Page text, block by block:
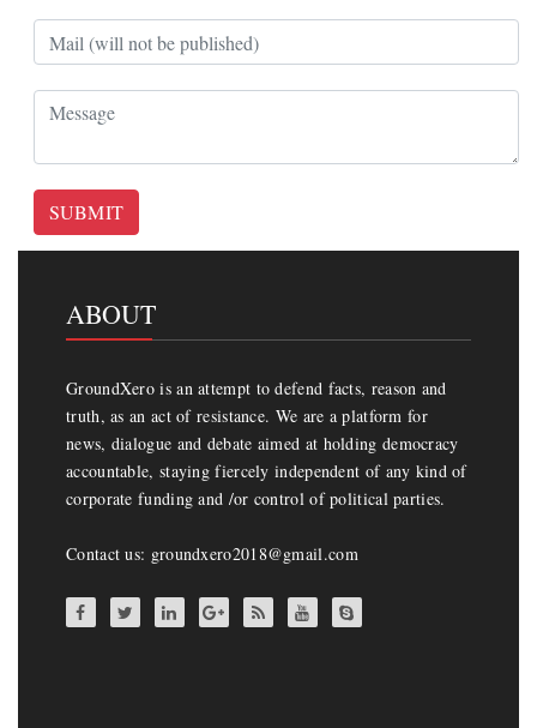
SUBMIT
ABOUT
GroundXero is an attempt to defend facts, reason and
truth, as an act of resistance. We are a platform for
news, dialogue and debate aimed at holding democracy
accountable, staying fiercely independent of any kind of
corporate funding and /or control of political parties.
Contact us: groundxero2018@gmail.com